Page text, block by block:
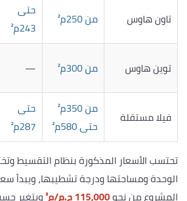
تاون هاوس من 250م²
حتى
243م²
توين هاوس من 300م² —
فيلا مستقلة
من 350م²
حتى 580م²
حتى
287م²
تحتسب الأسعار المذكورة بنظام التقسيط
الوحدة ومساحتها ودرجة تشطيبها، ويبدأ
المشروع من نحو115,000 ج.م/م² ويتغير